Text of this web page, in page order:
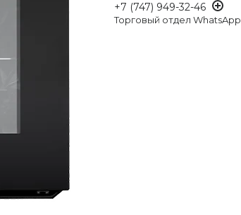
+7 (747) 949-32-46
Торговый отдел WhatsApp